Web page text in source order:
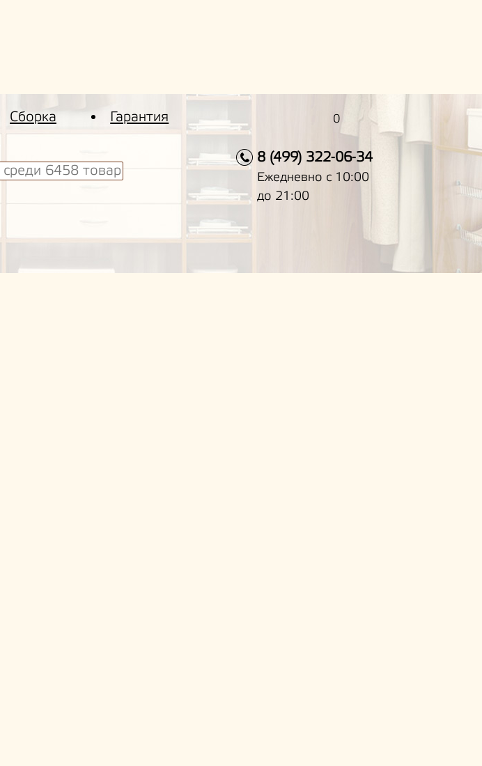
Сборка
Гарантия
0
8 (499) 322-06-34
Ежедневно с 10:00
до 21:00